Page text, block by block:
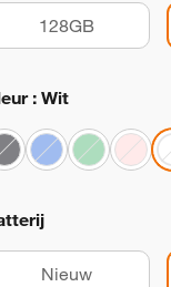
128GB
: Wit
Nieuw